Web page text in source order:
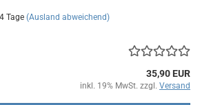
Tage (Ausland abweichend)
35,90 EUR
inkl. 19% MwSt. zzgl. Versand